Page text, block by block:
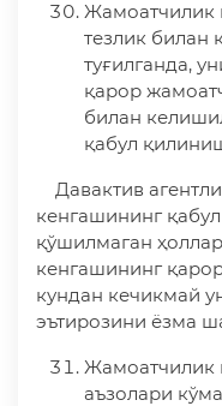
Жамоатчилик
тезлик билан
туғилганда,
қарор
билан
қабул
Давактив
кенгашининг
қўшилмаган
кенгашининг
кундан кечикмай
эътирозини ёзма
Жамоатчилик
аъзолари